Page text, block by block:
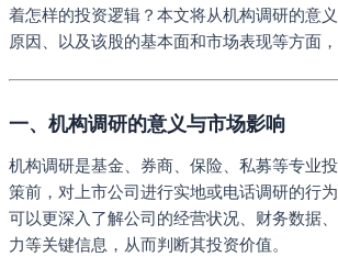
着怎样的投资逻辑？本文将从机构调研的意
原因、以及该股的基本面和市场表现等方面，
一、机构调研的意义与市场影响
机构调研是基金、券商、保险、私募等专业
策前，对上市公司进行实地或电话调研的行
可以更深入了解公司的经营状况、财务数据
力等关键信息，从而判断其投资价值。